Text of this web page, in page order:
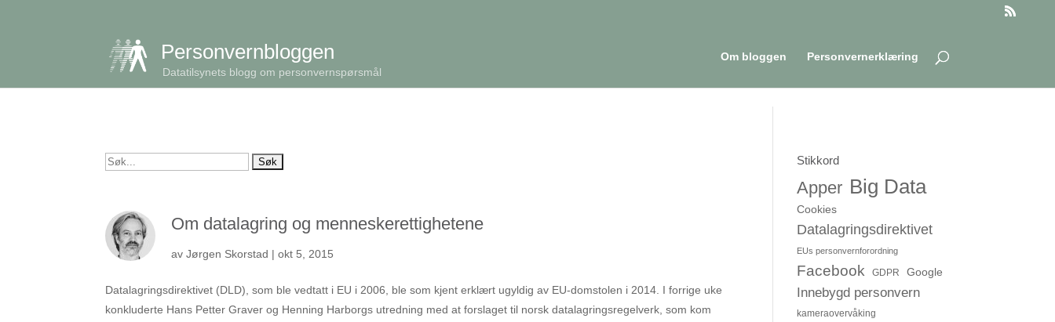
Personvernbloggen
Datatilsynets blogg om personvernspørsmål
Om bloggen Personvernerklæring
Søk
Om datalagring og menneskerettighetene
avJørgen Skorstad |okt 5, 2015
Datalagringsdirektivet (DLD), som ble vedtatt i EU i 2006, ble som kjent erklært ugyldig av EU-domstolen i 2014. I forrige uke
konkluderte Hans Petter Graver og Henning Harborgs utredning med at forslaget til norsk datalagringsregelverk, som kom
Stikkord
Apper Big Data
Cookies
Datalagringsdirektivet
EUs personvernforordning
Facebook GDPR Google
Innebygd personvern
kameraovervåking